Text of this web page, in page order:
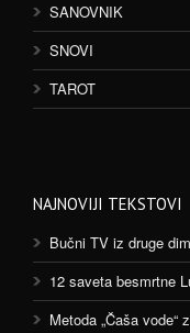
SANOVNIK
SNOVI
TAROT
NAJNOVIJI TEKSTOVI
Bučni TV iz druge
12 saveta besmrtne
Metoda „Čaša vode“